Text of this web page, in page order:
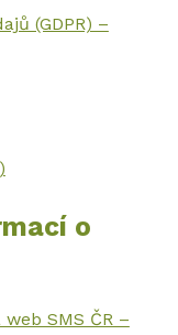
(GDPR) –
o
SMS ČR –